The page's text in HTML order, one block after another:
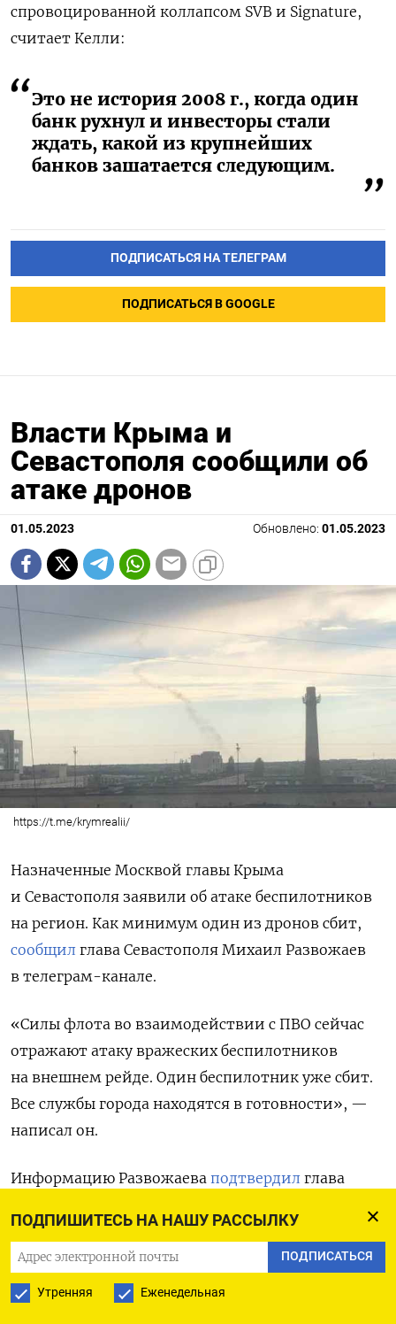
ПОДПИШИТЕСЬ НА НАШУ РАССЫЛКУ
ПОДПИСАТЬСЯ
Утренняя Еженедельная
спровоцированной коллапсом SVB и Signature,
считает Келли:
Это не история 2008 г., когда один
банк рухнул и инвесторы стали
ждать, какой из крупнейших
банков зашатается следующим.
ПОДПИСАТЬСЯ НА ТЕЛЕГРАМ
ПОДПИСАТЬСЯ В GOOGLE
Власти Крыма и
Севастополя сообщили об
атаке дронов
01.05.2023 Обновлено: 01.05.2023
https://t.me/krymrealii/
Назначенные Москвой главы Крыма
и Севастополя заявили об атаке беспилотников
на регион. Как минимум один из дронов сбит,
сообщил глава Севастополя Михаил Развожаев
в телеграм-канале.
«Силы флота во взаимодействии с ПВО сейчас
отражают атаку вражеских беспилотников
на внешнем рейде. Один беспилотник уже сбит.
Все службы города находятся в готовности», —
написал он.
Информацию Развожаева подтвердил глава
ПВО был сбит БПЛА. Наши военнослужащие
решают задачи четко и эффективно», — заявил
он, призвав местных жителей сохранять